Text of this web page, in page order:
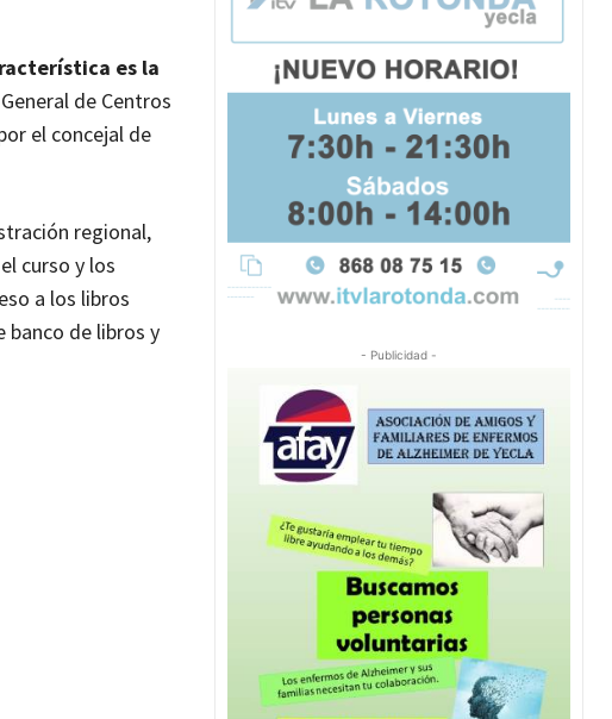
es la
de Centros
el concejal de
regional,
curso y los
a los libros
banco de libros y
- Publicidad -